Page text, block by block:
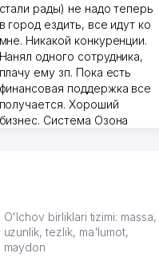
стали рады) не надо теперь
в город ездить, все идут ко
мне. Никакой конкуренции.
Нанял одного сотрудника,
плачу ему зп. Пока есть
финансовая поддержка все
получается. Хороший
бизнес. Система Озона
тут у нас уже есть ПВЗ.
Выгодное дело и
спокойное.
O'lchov birliklari tizimi: massa,
uzunlik, tezlik, ma'lumot,
maydon